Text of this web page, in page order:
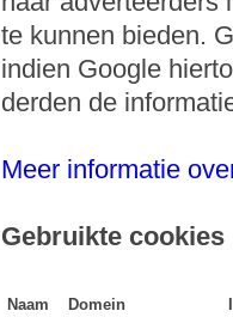
te kunnen bieden.
indien Google
derden de
Meer informatie
Gebruikte cookies
Naam Domein